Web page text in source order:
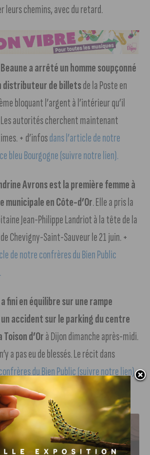
leurs chemins, avec du retard.
a arrêté un homme soupçonné
distributeur de billetsde la Poste en
bloquant l’argent à l’intérieur qu’il
autorités cherchent maintenant
+ d’infosdans l’article de notre
bleu Bourgogne (suivre notre lien).
Avrons est la première femme à
municipale en Côte-d’Or. Elle a pris la
Jean-Philippe Landriot à la tête de la
Chevigny-Saint-Sauveur le 21 juin. +
de notre confrères du Bien Public
fini en équilibre sur une rampe
accident sur le parking du centre
d’Orà Dijon dimanche après-midi.
a pas eu de blessés. Le récit dans
du Bien Public (suivre notre lien).